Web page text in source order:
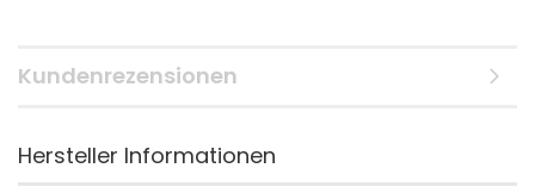
Kundenrezensionen
Hersteller Informationen